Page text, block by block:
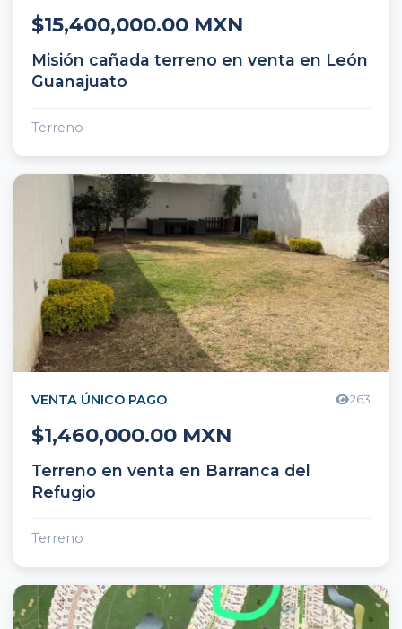
Atención al Cliente
¡Hola! Selecciona un contacto para
chatear en WhatsApp
Agente 1
Rentas
$15,400,000.00 MXN
Misión cañada terreno en venta en León
Guanajuato
Terreno
VENTA ÚNICO PAGO 263
$1,460,000.00 MXN
Terreno en venta en Barranca del
Refugio
Terreno